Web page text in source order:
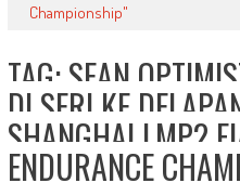
Championship"
TAG: SEAN
DI SERI KE
SHANGHAI LMP2
ENDURANCE